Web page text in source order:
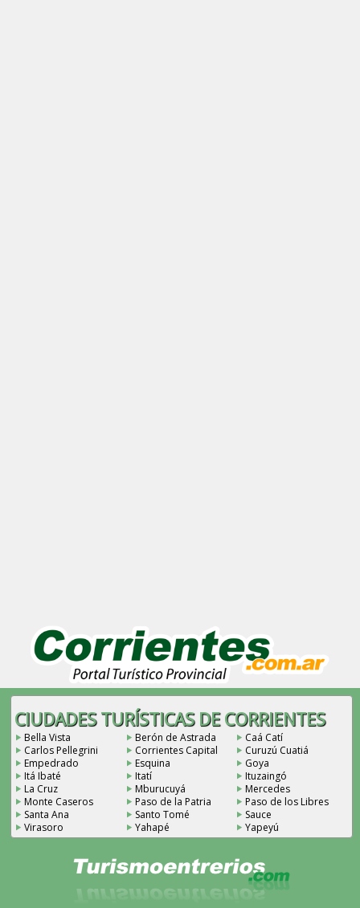
CIUDADES TURÍSTICAS DE CORRIENTES
Bella Vista Berón de Astrada
Caá Catí
Carlos Pellegrini
Corrientes Capital
Curuzú Cuatiá
Empedrado
Esquina
Goya
Itá Ibaté
Itatí
Ituzaingó
La Cruz
Mburucuyá
Mercedes
Monte Caseros
Paso de la Patria
Paso de los Libres
Santa Ana
Santo Tomé
Sauce
Virasoro
Yahapé Yapeyú